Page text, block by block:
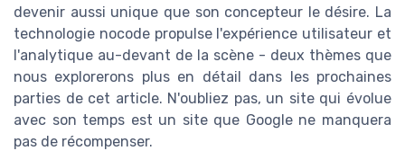
devenir aussi unique que son concepteur le désire. La
technologie nocode propulse l'expérience utilisateur et
l'analytique au-devant de la scène - deux thèmes que
nous explorerons plus en détail dans les prochaines
parties de cet article. N'oubliez pas, un site qui évolue
avec son temps est un site que Google ne manquera
pas de récompenser.